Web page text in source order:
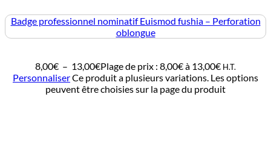
Badge professionnel nominatif Euismod fushia – Perforation
oblongue
8,00€ – 13,00€Plage de prix : 8,00€ à 13,00€ H.T.
PersonnaliserCe produit a plusieurs variations. Les options
peuvent être choisies sur la page du produit